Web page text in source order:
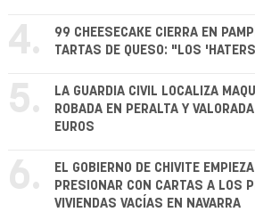
4.
99 CHEESECAKE CIERRA EN
TARTAS DE QUESO: "LOS
5.
LA GUARDIA CIVIL LOCALIZA
ROBADA EN PERALTA Y
EUROS
6.
EL GOBIERNO DE CHIVITE
PRESIONAR CON CARTAS A LOS
VIVIENDAS VACÍAS EN NAVARRA